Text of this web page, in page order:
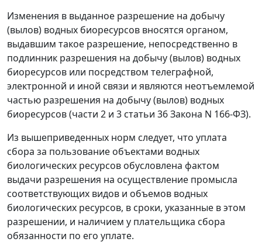
Изменения в выданное разрешение на добычу
(вылов) водных биоресурсов вносятся органом,
выдавшим такое разрешение, непосредственно в
подлинник разрешения на добычу (вылов) водных
биоресурсов или посредством телеграфной,
электронной и иной связи и являются неотъемлемой
частью разрешения на добычу (вылов) водных
биоресурсов (части 2 и 3 статьи 36Закона N 166-ФЗ).
Из вышеприведенных норм следует, что уплата
сбора за пользование объектами водных
биологических ресурсов обусловлена фактом
выдачи разрешения на осуществление промысла
соответствующих видов и объемов водных
биологических ресурсов, в сроки, указанные в этом
разрешении, и наличием у плательщика сбора
обязанности по его уплате.